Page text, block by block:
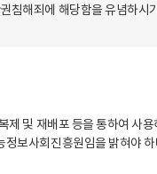
침해죄에 해당함을 유념하시
및 재배포 등을 통하여
보사회진흥원임을 밝혀야